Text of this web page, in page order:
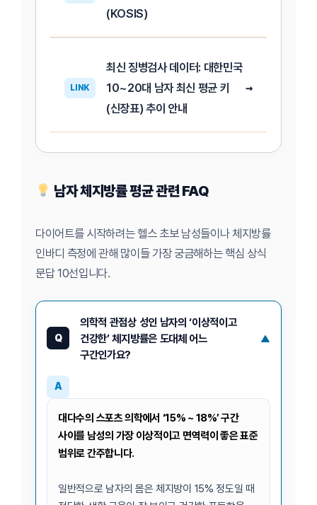
(KOSIS)
LINK
최신 징병검사 데이터: 대한민국
10~20대 남자 최신 평균 키
(신장표) 추이 안내
→
남자 체지방률 평균 관련 FAQ
다이어트를 시작하려는 헬스 초보 남성들이나 체지방률
인바디 측정에 관해 많이들 가장 궁금해하는 핵심 상식
문답 10선입니다.
Q
의학적 관점상 성인 남자의 ‘이상적이고
건강한’ 체지방률은 도대체 어느
구간인가요?
A
대다수의 스포츠 의학에서 ‘15% ~ 18%’ 구간
사이를 남성의 가장 이상적이고 면역력이 좋은 표준
범위로 간주합니다.
일반적으로 남자의 몸은 체지방이 15% 정도일 때